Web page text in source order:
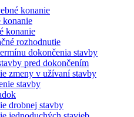
konanie
konanie
konanie
rozhodnutie
dokončenia stavby
pred dokončením
zmeny v užívaní stavby
stavby
drobnej stavby